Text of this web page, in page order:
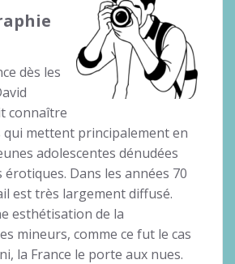
dès les
connaître
mettent principalement en
adolescentes dénudées
érotiques. Dans les années 70
est très largement diffusé.
esthétisation de la
mineurs, comme ce fut le cas
la France le porte aux nues.